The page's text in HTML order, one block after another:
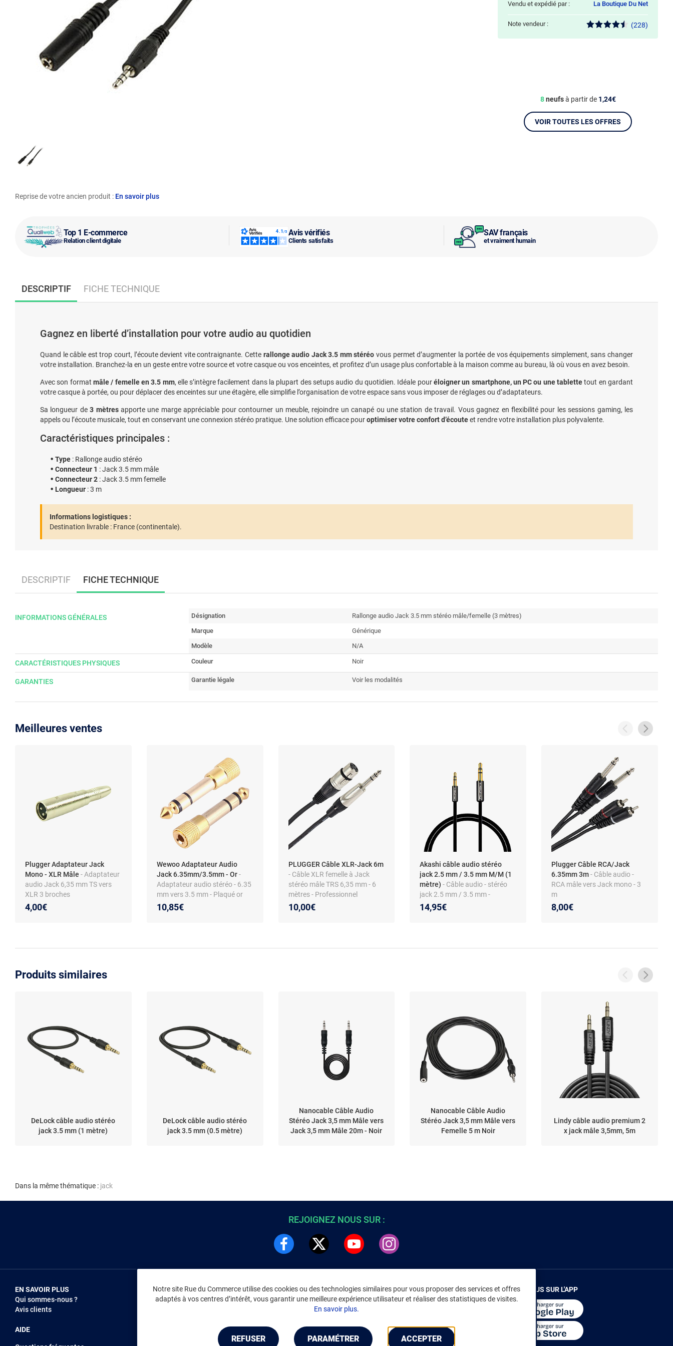
Top 1 E-commerce
Relation client digitale
Avis vérifiés
Clients satisfaits
SAV français
et vraiment humain
Reprise de votre ancien produit : En savoir plus
Vendu et expédié par : La Boutique Du Net
Note vendeur : (228)
8neufsà partir de 1,24€
VOIR TOUTES LES OFFRES
DESCRIPTIF FICHE TECHNIQUE
Gagnez en liberté d’installation pour votre audio au quotidien
Quand le câble est trop court, l’écoute devient vite contraignante. Cette rallonge audio Jack 3.5 mm stéréo vous permet d’augmenter la portée de vos équipements simplement, sans changer
votre installation. Branchez-la en un geste entre votre source et votre casque ou vos enceintes, et profitez d’un usage plus confortable à la maison comme au bureau, là où vous en avez besoin.
Avec son format mâle / femelle en 3.5 mm, elle s’intègre facilement dans la plupart des setups audio du quotidien. Idéale pouréloigner un smartphone, un PC ou une tablettetout en gardant
votre casque à portée, ou pour déplacer des enceintes sur une étagère, elle simplifie l’organisation de votre espace sans vous imposer de réglages ou d’adaptateurs.
Sa longueur de3 mètresapporte une marge appréciable pour contourner un meuble, rejoindre un canapé ou une station de travail. Vous gagnez en flexibilité pour les sessions gaming, les
appels ou l’écoute musicale, tout en conservant une connexion stéréo pratique. Une solution efficace pouroptimiser votre confort d’écouteet rendre votre installation plus polyvalente.
Caractéristiques principales :
Type : Rallonge audio stéréo
Connecteur 1 : Jack 3.5 mm mâle
Connecteur 2 : Jack 3.5 mm femelle
Longueur : 3 m
Informations logistiques :
Destination livrable : France (continentale).
DESCRIPTIF FICHE TECHNIQUE
INFORMATIONS GÉNÉRALES Désignation
Rallonge audio Jack 3.5 mm stéréo mâle/femelle (3 mètres)
Marque
Générique
Modèle
N/A
CARACTÉRISTIQUES PHYSIQUES Couleur Noir
GARANTIES Garantie légale Voir les modalités
Meilleures ventes
Plugger Adaptateur Jack
Mono - XLR Mâle - Adaptateur
audio Jack 6,35 mm TS vers
XLR 3 broches
4,00€
Wewoo Adaptateur Audio
Jack 6.35mm/3.5mm - Or-
Adaptateur audio stéréo - 6.35
mm vers 3.5 mm - Plaqué or
10,85€
PLUGGER Câble XLR-Jack 6m
- Câble XLR femelle à Jack
stéréo mâle TRS 6,35 mm - 6
mètres - Professionnel
10,00€
Akashi câble audio stéréo
jack 2.5 mm / 3.5 mm M/M (1
mètre)- Câble audio - stéréo
jack 2.5 mm / 3.5 mm -
mâle/mâle - connecteurs
plaqués or - 1 mètre
14,95€
Plugger Câble RCA/Jack
6.35mm 3m- Câble audio -
RCA mâle vers Jack mono - 3
m
8,00€
Produits similaires
DeLock câble audio stéréo
jack 3.5 mm (1 mètre)
DeLock câble audio stéréo
jack 3.5 mm (0.5 mètre)
Nanocable Câble Audio
Stéréo Jack 3,5 mm Mâle vers
Jack 3,5 mm Mâle 20m - Noir
Nanocable Câble Audio
Stéréo Jack 3,5 mm Mâle vers
Femelle 5 m Noir
Lindy câble audio premium 2
x jack mâle 3,5mm, 5m
Dans la même thématique : jack
Notre site Rue du Commerce utilise des cookies ou des technologies similaires pour vous proposer des services et offres
adaptés à vos centres d’intérêt, vous garantir une meilleure expérience utilisateur et réaliser des statistiques de visites.
En savoir plus.
REFUSER PARAMÉTRER ACCEPTER
REJOIGNEZ NOUS SUR :
EN SAVOIR PLUS
Qui sommes-nous ?
Avis clients
AIDE
NOUS REJOINDRE
Vendez sur RDC
INFORMATIONS LÉGALES
Environnement
CGV/CGU Marketplace
Gérer mes cookies
Mentions légales
RENDEZ-VOUS SUR L'APP